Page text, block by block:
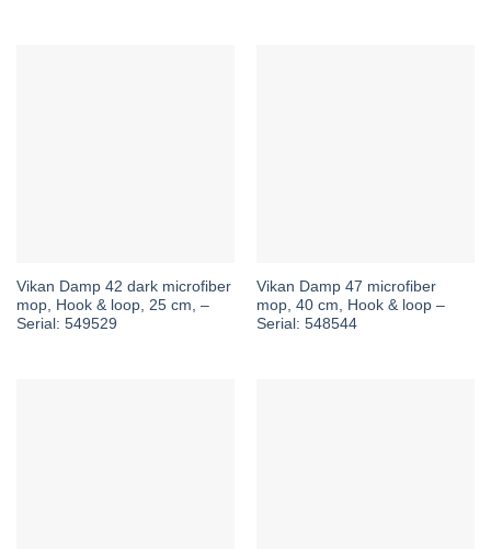
Vikan Damp 42 dark microfiber
mop, Hook & loop, 25 cm, –
Serial: 549529
Vikan Damp 47 microfiber
mop, 40 cm, Hook & loop –
Serial: 548544